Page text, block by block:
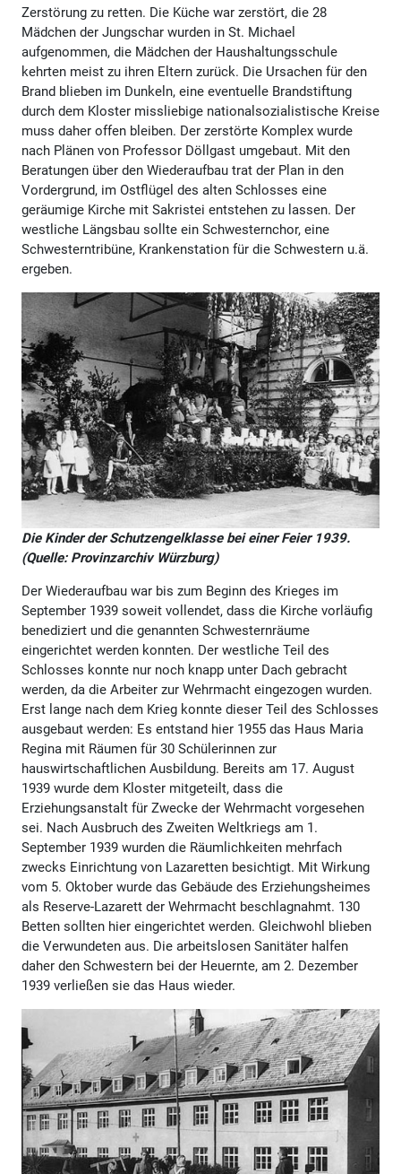
Zerstörung zu retten. Die Küche war zerstört, die 28
Mädchen der Jungschar wurden in St. Michael
aufgenommen, die Mädchen der Haushaltungsschule
kehrten meist zu ihren Eltern zurück. Die Ursachen für den
Brand blieben im Dunkeln, eine eventuelle Brandstiftung
durch dem Kloster missliebige nationalsozialistische Kreise
muss daher offen bleiben. Der zerstörte Komplex wurde
nach Plänen von Professor Döllgast umgebaut. Mit den
Beratungen über den Wiederaufbau trat der Plan in den
Vordergrund, im Ostflügel des alten Schlosses eine
geräumige Kirche mit Sakristei entstehen zu lassen. Der
westliche Längsbau sollte ein Schwesternchor, eine
Schwesterntribüne, Krankenstation für die Schwestern u.ä.
ergeben.
Die Kinder der Schutzengelklasse bei einer Feier 1939.
(Quelle: Provinzarchiv Würzburg)
Der Wiederaufbau war bis zum Beginn des Krieges im
September 1939 soweit vollendet, dass die Kirche vorläufig
benediziert und die genannten Schwesternräume
eingerichtet werden konnten. Der westliche Teil des
Schlosses konnte nur noch knapp unter Dach gebracht
werden, da die Arbeiter zur Wehrmacht eingezogen wurden.
Erst lange nach dem Krieg konnte dieser Teil des Schlosses
ausgebaut werden: Es entstand hier 1955 das Haus Maria
Regina mit Räumen für 30 Schülerinnen zur
hauswirtschaftlichen Ausbildung. Bereits am 17. August
1939 wurde dem Kloster mitgeteilt, dass die
Erziehungsanstalt für Zwecke der Wehrmacht vorgesehen
sei. Nach Ausbruch des Zweiten Weltkriegs am 1.
September 1939 wurden die Räumlichkeiten mehrfach
zwecks Einrichtung von Lazaretten besichtigt. Mit Wirkung
vom 5. Oktober wurde das Gebäude des Erziehungsheimes
als Reserve-Lazarett der Wehrmacht beschlagnahmt. 130
Betten sollten hier eingerichtet werden. Gleichwohl blieben
die Verwundeten aus. Die arbeitslosen Sanitäter halfen
daher den Schwestern bei der Heuernte, am 2. Dezember
1939 verließen sie das Haus wieder.